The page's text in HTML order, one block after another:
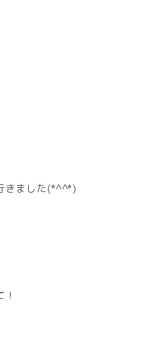
きました(*^^*)